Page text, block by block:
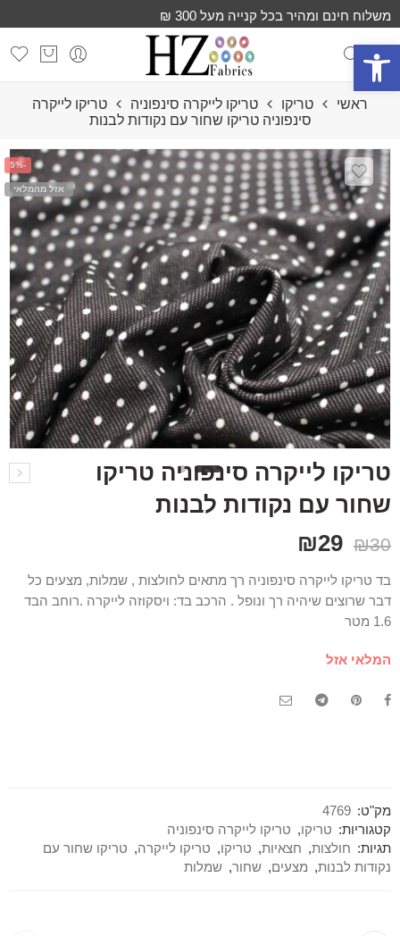
פתח סרגל נגישות
משלוח חינם ומהיר בכל קנייה מעל 300 ₪
ראשי טריקו טריקו לייקרה סינפוניה
טריקו לייקרה
סינפוניה טריקו שחור עם נקודות לבנות
-5%
אזל מהמלאי
טריקו לייקרה סינפוניה טריקו
שחור עם נקודות לבנות
₪30
₪29
בד טריקו לייקרה סינפוניה רך מתאים לחולצות , שמלות, מצעים כל
דבר שרוצים שיהיה רך ונופל . הרכב בד: ויסקוזה לייקרה .רוחב הבד
1.6 מטר
המלאי אזל
מק"ט: 4769
קטגוריות: טריקו, טריקו לייקרה סינפוניה
תגיות: חולצות, חצאיות, טריקו, טריקו לייקרה, טריקו שחור עם
נקודות לבנות, מצעים, שחור, שמלות